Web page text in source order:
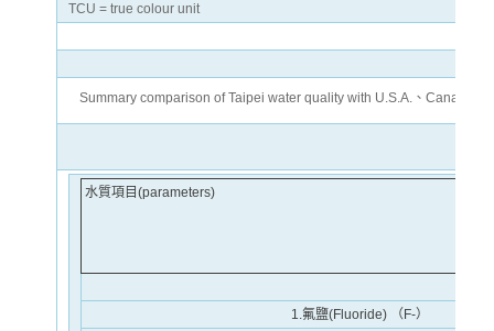
TCU = true colour unit
Summary comparison of Taipei water quality with U.S.A.、
水質項目(parameters)
1.氟鹽(Fluoride) （F-）